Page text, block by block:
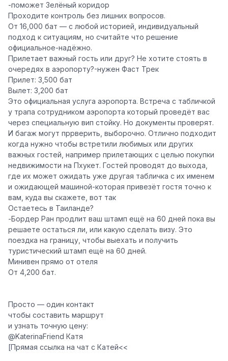
-поможет Зелёный коридор
Проходите контроль без лишних вопросов.
От 16,000 бат — с любой историей, индивидуальный
подход к ситуациям, но считайте что решение
официальное-надёжно.
Прилетает важный гость или друг? Не хотите стоять в
очередях в аэропорту?-нужен Фаст Трек
Прилет: 3,500 бат
Вылет: 3,200 бат
Это официальная услуга аэропорта. Встреча с табличкой
у трапа сотрудником аэропорта который проведёт вас
через специальную вип стойку. Но документы проверят.
И багаж могут пррверить, выборочно. Отлично подходит
когда нужно чтобы встретили любимых или других
важных гостей, например прилетающих с целью покупки
недвижимости на Пхукет. Гостей проводят до выхода,
где их может ожидать уже другая табличка с их именем
и ожидающей машиной-которая привезёт гостя точно к
вам, куда вы скажете, вот так
Остаетесь в Таиланде?
-Бордер Ран продлит ваш штамп ещё на 60 дней пока вы
решаете остаться ли, или какую сделать визу. Это
поездка на границу, чтобы выехать и получить
туристический штамп ещё на 60 дней.
Минивен прямо от отеля
От 4,200 бат.
Просто — один контакт
чтобы составить маршрут
и узнать точную цену:
@KaterinaFriend Катя
[Прямая ссылка на чат с Катей<<